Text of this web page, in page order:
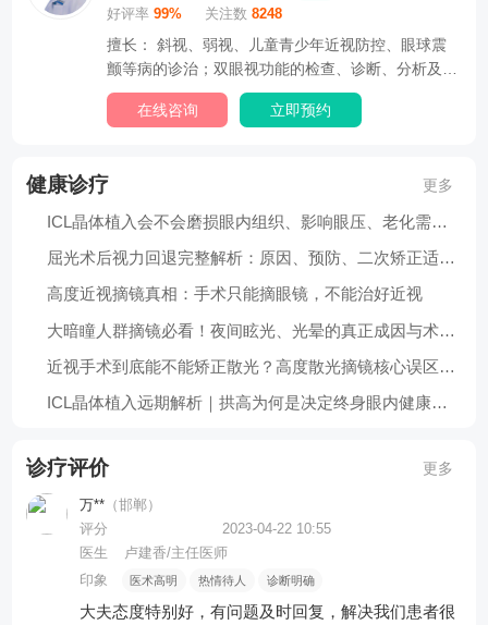
好评率99% 关注数 8248
擅长： 斜视、弱视、儿童青少年近视防控、眼球震
颤等病的诊治；双眼视功能的检查、诊断、分析及处
理；...
在线咨询
立即预约
健康诊疗 更多
ICL晶体植入会不会磨损眼内组织、影响眼压、老化需要更换？大众三大核心疑虑解答
屈光术后视力回退完整解析：原因、预防、二次矫正适应症
高度近视摘镜真相：手术只能摘眼镜，不能治好近视
大暗瞳人群摘镜必看！夜间眩光、光晕的真正成因与术前规避方案
近视手术到底能不能矫正散光？高度散光摘镜核心误区与矫正原理
ICL晶体植入远期解析｜拱高为何是决定终身眼内健康的核心指标
诊疗评价 更多
万**（邯郸）
评分
2023-04-22 10:55
医生
卢建香/主任医师
印象
医术高明 热情待人 诊断明确
大夫态度特别好，有问题及时回复，解决我们患者很